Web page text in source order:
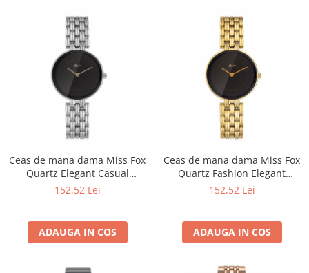
Ceas de mana dama Miss Fox
Quartz Elegant Casual
Fashion Analog Argintiu
152,52 Lei
ADAUGA IN COS
Ceas de mana dama Miss Fox
Quartz Fashion Elegant
Casual Auriu
152,52 Lei
ADAUGA IN COS